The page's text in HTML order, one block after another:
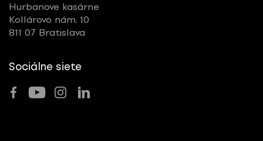
Hurbanove kasárne
Kollárovo nám. 10
811 07 Bratislava
Sociálne siete